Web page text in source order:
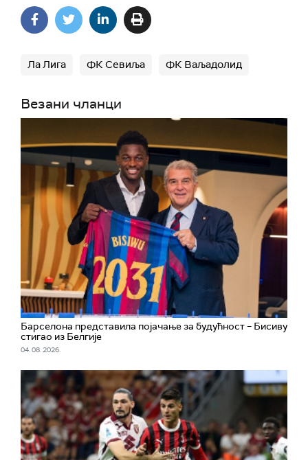
Ла Лига ФК Севиља ФК Ваљадолид
Везани чланци
Барселона представила појачање за будућност – Бисиву
стигао из Белгије
04. 08. 2026.